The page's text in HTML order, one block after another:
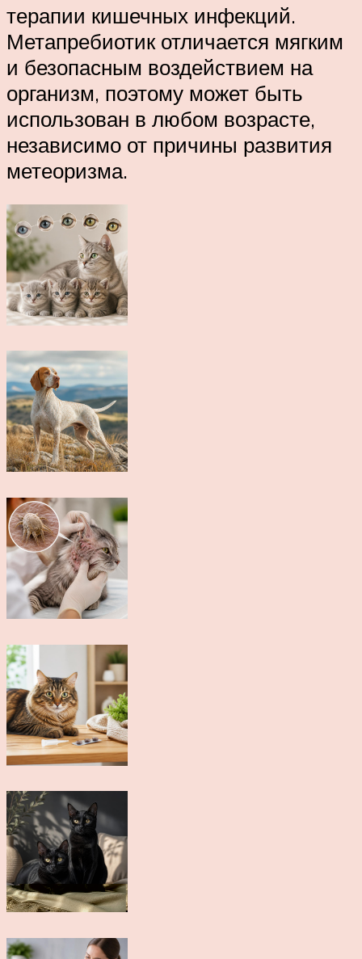
терапии кишечных инфекций.
Метапребиотик отличается мягким
и безопасным воздействием на
организм, поэтому может быть
использован в любом возрасте,
независимо от причины развития
метеоризма.